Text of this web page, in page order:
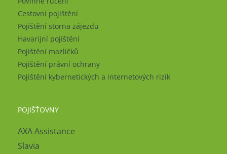
Cestovní pojištění
Pojištění storna zájezdu
Havarijní pojištění
Pojištění mazlíčků
Pojištění právní ochrany
Pojištění kybernetických a internetových rizik
POJIŠŤOVNY
AXA Assistance
Slavia